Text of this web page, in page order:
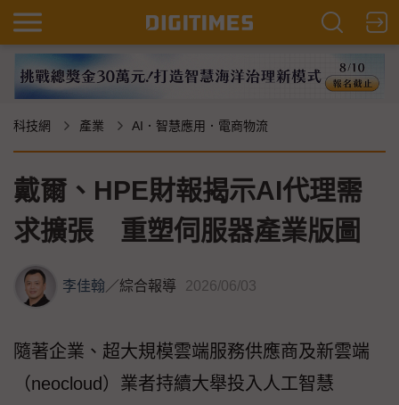
科技網 產業 AI．智慧應用．電商物流
戴爾、HPE財報揭示AI代理需
求擴張 重塑伺服器產業版圖
李佳翰／綜合報導 2026/06/03
隨著企業、超大規模雲端服務供應商及新雲端
（neocloud）業者持續大舉投入人工智慧